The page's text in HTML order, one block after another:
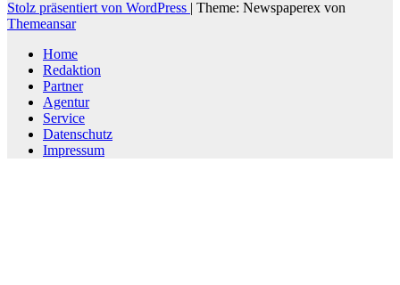
Stolz präsentiert von WordPress | Theme: Newspaperex von
Themeansar
Home
Redaktion
Partner
Agentur
Service
Datenschutz
Impressum